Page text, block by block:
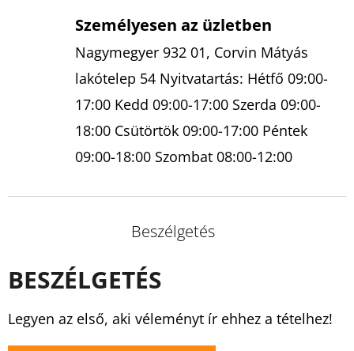
Személyesen az üzletben
Nagymegyer 932 01, Corvin Mátyás
lakótelep 54 Nyitvatartás: Hétfő 09:00-
17:00 Kedd 09:00-17:00 Szerda 09:00-
18:00 Csütörtök 09:00-17:00 Péntek
09:00-18:00 Szombat 08:00-12:00
Beszélgetés
BESZÉLGETÉS
Legyen az első, aki véleményt ír ehhez a tételhez!